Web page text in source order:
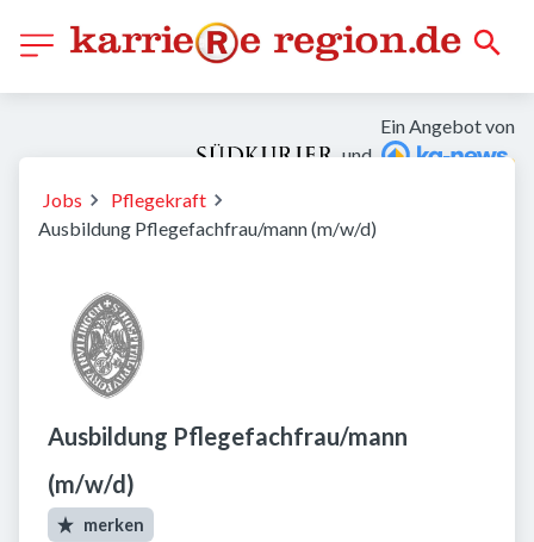
Ein Angebot von
und
Jobs
Pflegekraft
Ausbildung Pflegefachfrau/mann (m/w/d)
Ausbildung Pflegefachfrau/mann
(m/w/d)
merken